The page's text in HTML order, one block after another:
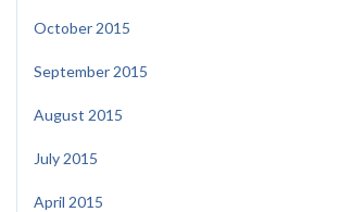
October 2015
September 2015
August 2015
July 2015
April 2015